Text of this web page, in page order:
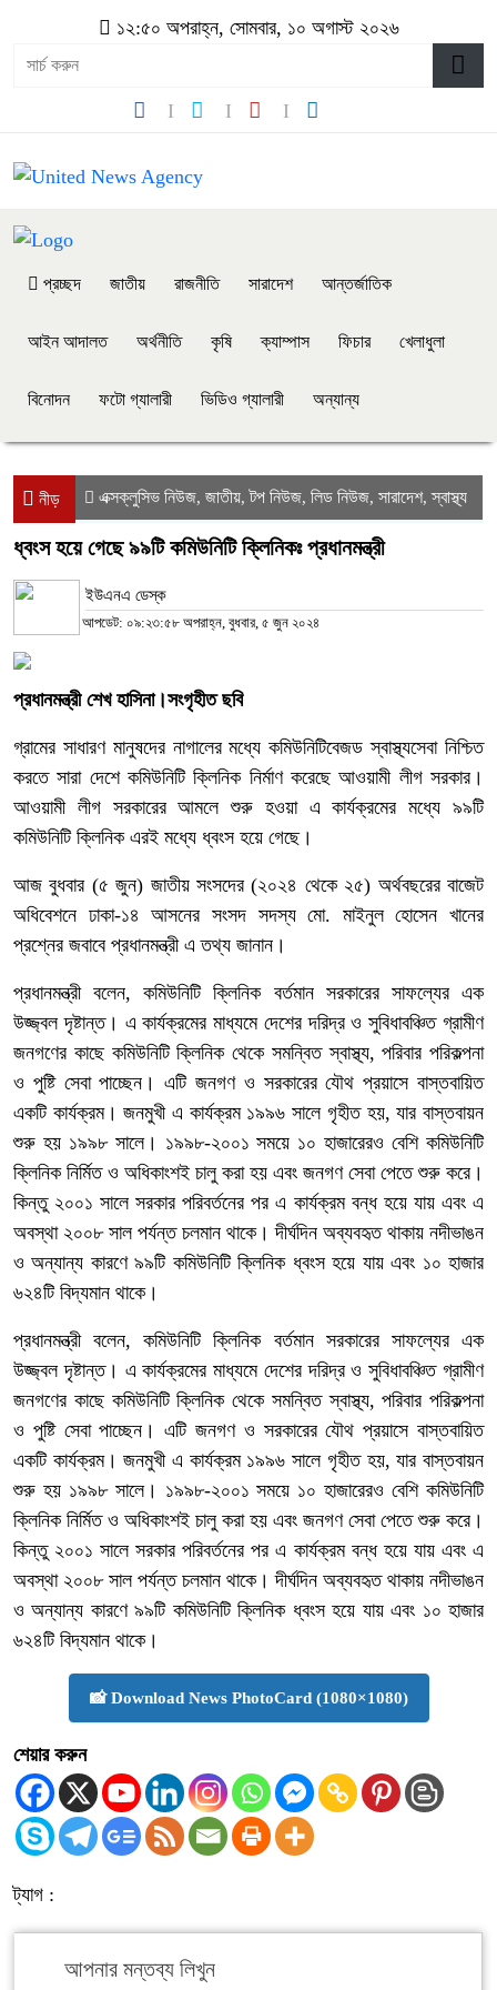
১২:৫০ অপরাহ্ন, সোমবার, ১০ অগাস্ট ২০২৬
প্রচ্ছদ জাতীয় রাজনীতি সারাদেশ আন্তর্জাতিক
আইন আদালত অর্থনীতি কৃষি ক্যাম্পাস ফিচার খেলাধুলা
বিনোদন ফটো গ্যালারী ভিডিও গ্যালারী অন্যান্য
নীড় এক্সক্লুসিভ নিউজ, জাতীয়,টপ নিউজ, লিড নিউজ, সারাদেশ,স্বাস্থ্য
ধ্বংস হয়ে গেছে ৯৯টি কমিউনিটি ক্লিনিকঃ প্রধানমন্ত্রী
ইউএনএ ডেস্ক
আপডেট: ০৯:২৩:৫৮ অপরাহ্ন, বুধবার, ৫ জুন ২০২৪
প্রধানমন্ত্রী শেখ হাসিনা।সংগৃহীত ছবি
গ্রামের সাধারণ মানুষদের নাগালের মধ্যে কমিউনিটিবেজড স্বাস্থ্যসেবা নিশ্চিত
করতে সারা দেশে কমিউনিটি ক্লিনিক নির্মাণ করেছে আওয়ামী লীগ সরকার।
আওয়ামী লীগ সরকারের আমলে শুরু হওয়া এ কার্যক্রমের মধ্যে ৯৯টি
কমিউনিটি ক্লিনিক এরই মধ্যে ধ্বংস হয়ে গেছে।
আজ বুধবার (৫ জুন) জাতীয় সংসদের (২০২৪ থেকে ২৫) অর্থবছরের বাজেট
অধিবেশনে ঢাকা-১৪ আসনের সংসদ সদস্য মো. মাইনুল হোসেন খানের
প্রশ্নের জবাবে প্রধানমন্ত্রী এ তথ্য জানান।
প্রধানমন্ত্রী বলেন, কমিউনিটি ক্লিনিক বর্তমান সরকারের সাফল্যের এক
উজ্জ্বল দৃষ্টান্ত। এ কার্যক্রমের মাধ্যমে দেশের দরিদ্র ও সুবিধাবঞ্চিত গ্রামীণ
জনগণের কাছে কমিউনিটি ক্লিনিক থেকে সমন্বিত স্বাস্থ্য, পরিবার পরিকল্পনা
ও পুষ্টি সেবা পাচ্ছেন। এটি জনগণ ও সরকারের যৌথ প্রয়াসে বাস্তবায়িত
একটি কার্যক্রম। জনমুখী এ কার্যক্রম ১৯৯৬ সালে গৃহীত হয়, যার বাস্তবায়ন
শুরু হয় ১৯৯৮ সালে। ১৯৯৮-২০০১ সময়ে ১০ হাজারেরও বেশি কমিউনিটি
ক্লিনিক নির্মিত ও অধিকাংশই চালু করা হয় এবং জনগণ সেবা পেতে শুরু করে।
কিন্তু ২০০১ সালে সরকার পরিবর্তনের পর এ কার্যক্রম বন্ধ হয়ে যায় এবং এ
অবস্থা ২০০৮ সাল পর্যন্ত চলমান থাকে। দীর্ঘদিন অব্যবহৃত থাকায় নদীভাঙন
ও অন্যান্য কারণে ৯৯টি কমিউনিটি ক্লিনিক ধ্বংস হয়ে যায় এবং ১০ হাজার
৬২৪টি বিদ্যমান থাকে।
প্রধানমন্ত্রী বলেন, কমিউনিটি ক্লিনিক বর্তমান সরকারের সাফল্যের এক
উজ্জ্বল দৃষ্টান্ত। এ কার্যক্রমের মাধ্যমে দেশের দরিদ্র ও সুবিধাবঞ্চিত গ্রামীণ
জনগণের কাছে কমিউনিটি ক্লিনিক থেকে সমন্বিত স্বাস্থ্য, পরিবার পরিকল্পনা
ও পুষ্টি সেবা পাচ্ছেন। এটি জনগণ ও সরকারের যৌথ প্রয়াসে বাস্তবায়িত
একটি কার্যক্রম। জনমুখী এ কার্যক্রম ১৯৯৬ সালে গৃহীত হয়, যার বাস্তবায়ন
শুরু হয় ১৯৯৮ সালে। ১৯৯৮-২০০১ সময়ে ১০ হাজারেরও বেশি কমিউনিটি
ক্লিনিক নির্মিত ও অধিকাংশই চালু করা হয় এবং জনগণ সেবা পেতে শুরু করে।
কিন্তু ২০০১ সালে সরকার পরিবর্তনের পর এ কার্যক্রম বন্ধ হয়ে যায় এবং এ
অবস্থা ২০০৮ সাল পর্যন্ত চলমান থাকে। দীর্ঘদিন অব্যবহৃত থাকায় নদীভাঙন
ও অন্যান্য কারণে ৯৯টি কমিউনিটি ক্লিনিক ধ্বংস হয়ে যায় এবং ১০ হাজার
৬২৪টি বিদ্যমান থাকে।
📸 Download News PhotoCard (1080×1080)
শেয়ার করুন
ট্যাগ :
আপনার মন্তব্য লিখুন